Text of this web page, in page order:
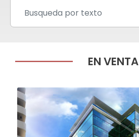
EN VENTA